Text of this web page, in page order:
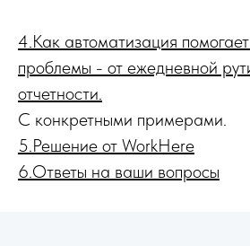
4.Как автоматизация
проблемы - от ежедневной
отчетности.
С конкретными примерами.
5.Решение от WorkHere
6.Ответы на ваши вопросы